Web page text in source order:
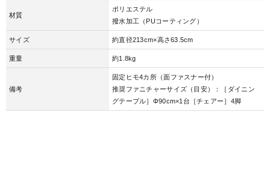
材質
ポリエステル
撥水加工（PUコーティング）
サイズ 約直径213cm×高さ63.5cm
重量 約1.8kg
備考
固定ヒモ4カ所（面ファスナー付）
推奨ファニチャーサイズ（目安）：［ダイニン
グテーブル］Φ90cm×1台［チェアー］4脚